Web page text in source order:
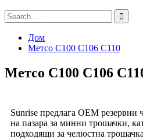
Дом
Метсо C100 C106 C110
Метсо C100 C106
Sunrise предлага OEM резервни
на пазара за минни трошачки,
подходящи за челюстна